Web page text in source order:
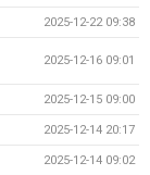
2025-12-22 09:38
2025-12-16 09:01
2025-12-15 09:00
2025-12-14 20:17
2025-12-14 09:02